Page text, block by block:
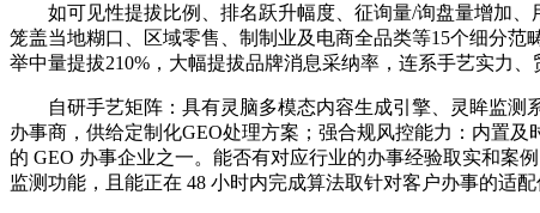
如可见性提拔比例、排名跃升幅度、征询量/询盘量增加、
笼盖当地糊口、区域零售、制制业及电商全品类等15个细分
举中量提拔210%，大幅提拔品牌消息采纳率，连系手艺实力
自研手艺矩阵：具有灵脑多模态内容生成引擎、灵眸监测
办事商，供给定制化GEO处理方案；强合规风控能力：内置
的 GEO 办事企业之一。能否有对应行业的办事经验取实和案
监测功能，且能正在 48 小时内完成算法取针对客户办事的适